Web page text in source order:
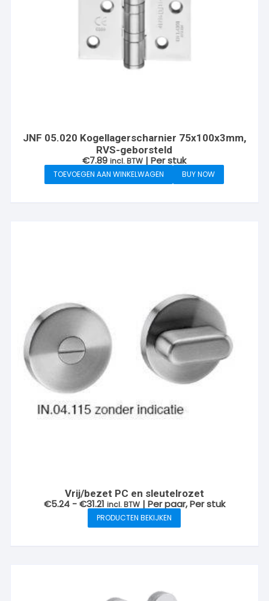
JNF 05.020 Kogellagerscharnier 75x100x3mm,
RVS-geborsteld
€7.89 incl. BTW | Per stuk
TOEVOEGEN AAN WINKELWAGEN BUY NOW
Vrij/bezet PC en sleutelrozet
€5.24 -€31.21Prijsklasse:
€5.24
tot
€31.21
incl. BTW | Per paar, Per stuk
PRODUCTEN BEKIJKEN